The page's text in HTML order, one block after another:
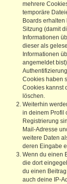
mehrere
temporäre
Boards
Sitzung (damit
Informationen
dieser als
Informationen
angemeldet
Cookies haben
Cookies kannst
löschen.
Weiterhin
in deinem Profil
Registrierung
Mail-Adresse
weitere Daten
deren Eingabe
Wenn du einen
die dort
du einen
auch deine IP-